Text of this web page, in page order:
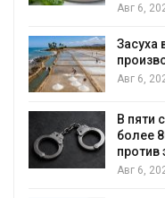
Авг 6,
Засуха
Авг 6,
В пяти
более
против
Авг 6,